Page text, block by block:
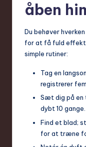
åben
Du behøver
for at få fuld
simple rutiner:
Tag en
registrerer
Sæt dig på
dybt 10 gange.
Find et blad;
for at træne